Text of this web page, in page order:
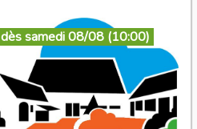
dès samedi 08/08 (10:00)